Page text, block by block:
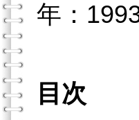
年：
目次